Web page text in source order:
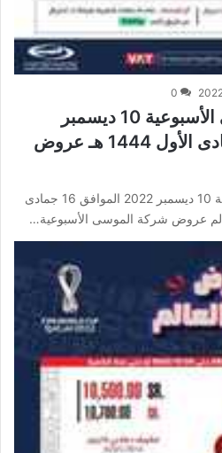
0
عروض شركة الموسى الأسبوعية 10 ديسمبر
2022 الموافق 16 جمادى الأول 1444 هـ عروض
عروض شركة الموسى الأسبوعية 10 ديسمبر 2022 الموافق 16 جمادى